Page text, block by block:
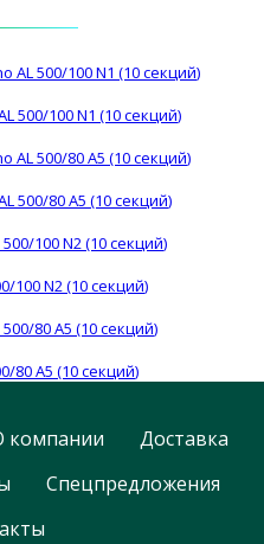
100 N1 (10 секций)
500/80 A5 (10 секций)
100 N2 (10 секций)
80 А5 (10 секций)
компании
Доставка
Спецпредложения